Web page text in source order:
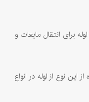
برای انتقال مایعات و
نوع از لوله در انواع